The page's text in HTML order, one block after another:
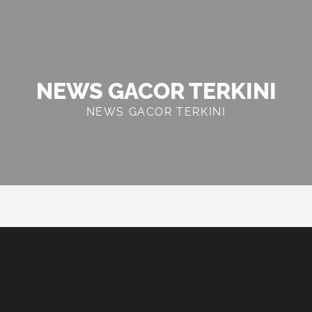
NEWS GACOR TERKINI
NEWS GACOR TERKINI